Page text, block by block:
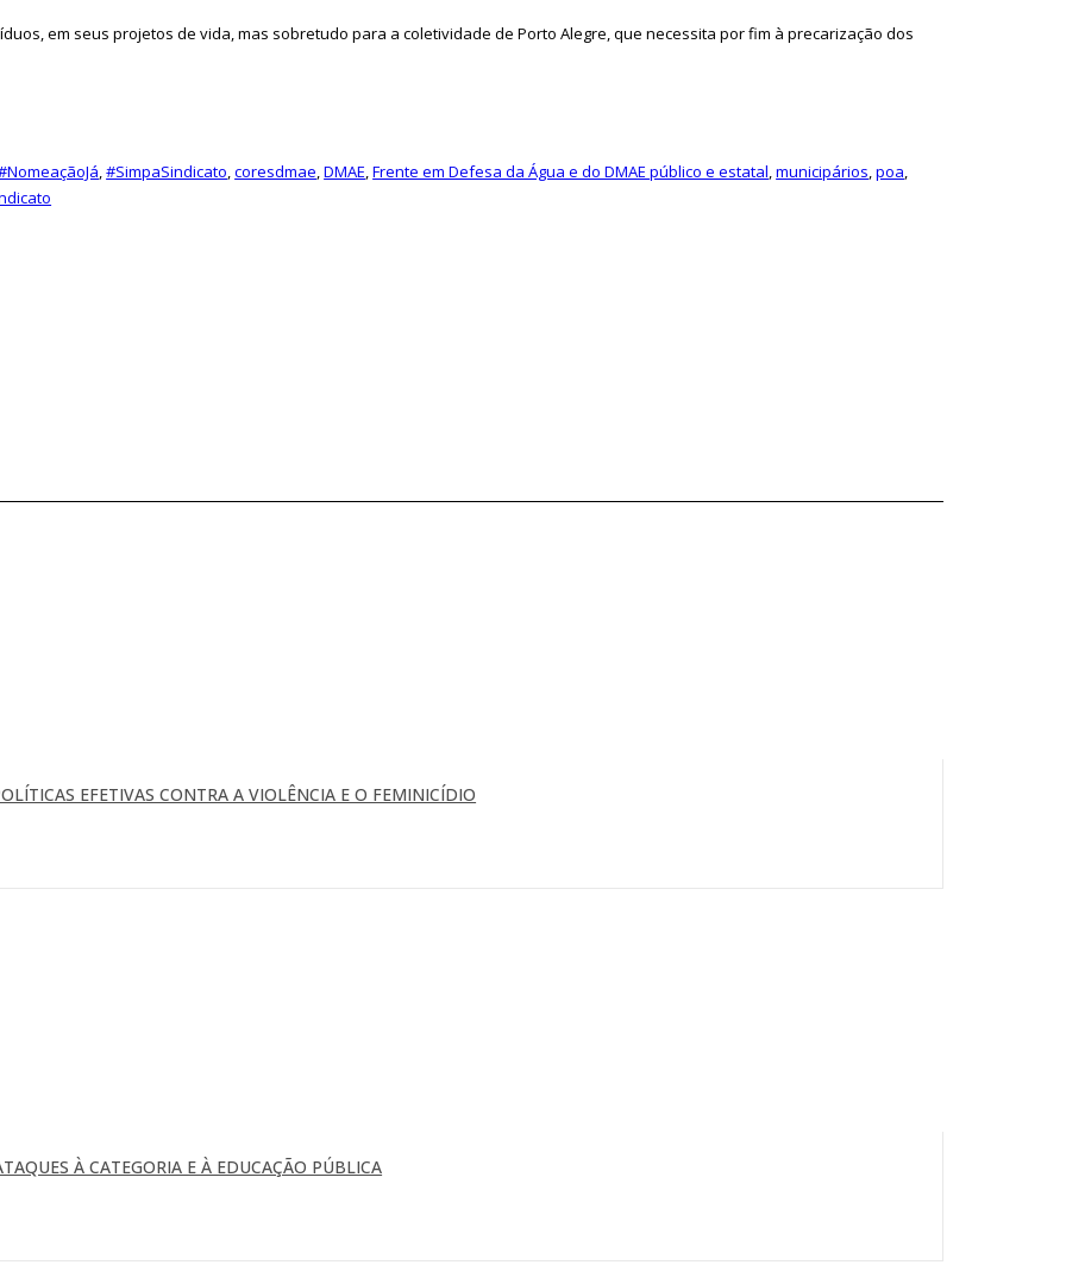
em seus projetos de vida, mas sobretudo para a coletividade de Porto Alegre, que necessita por fim à precarização dos
,#SimpaSindicato,coresdmae,DMAE,Frente em Defesa da Água e do DMAE público e estatal,municipários,poa,
EFETIVAS CONTRA A VIOLÊNCIA E O FEMINICÍDIO
À CATEGORIA E À EDUCAÇÃO PÚBLICA